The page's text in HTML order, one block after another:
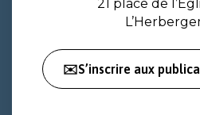
21 place de
✉️S’inscrire aux